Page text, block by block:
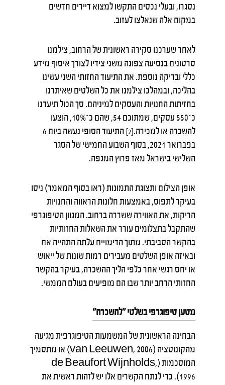
נסגרו, ובעלי נכסים התקשו למצוא דיירים חדשים
במקום אלה שנאלצו לעזוב.
לאחר שערכנו סקירה ראשונית של הרחוב, צילמנו
סרטונים בנסיעה צפונה משני צידיו לצורך איסוף מידע
כללי ובדיקה נוספת. את התיעוד החזותי השני עשינו
בהליכה, ובמהלכו צילמנו את כל השלטים שאיתרנו
בחזיתות החנויות והעסקים למיניהם. סך הכול תיעדנו
כ־550 עסקים, שמתוכם 54, שהם כ־10%, הוצעו
להשכרה או למכירה.[2]
התיעוד הסופי נעשה ביום 6
בפברואר 2021, בסוף השבוע החמישי של הסגר
השלישי בישראל מאז פרוץ המגפה.
אופן הצילום ותצוגת התמונות (ראו בסוף המאמר) ניסו
בעיקר לתפוס, באמצעות חלונות הראווה והחנויות
הריקות, את האווירה ששררה ברחוב. המגוון הטיפוגרפי
שהתקבל בתצלומים עורר את השאלות החזותיות
בהקשר הסביבתי. מתוך הדימויים עלתה התהייה אם
ובאיזה אופן השלטים מעבירים רמות שונות של ייאוש
או יחס רגשי אחר כלפי הליך ההשכרה, בעיקר בהקשר
החזותי הרחב יותר שבו הם מופיעים בעולם הממשי.
מטען טיפוגרפי בשלטי "להשכרה"
הבחינה הראשונית של המשמעות הטיפוגרפית מגיעה
מהקונוטציה (van Leeuwen, 2006) או מתסמיך
המוסכמות (de Beaufort Wijnholds,
1996). כדי לנתח הקשרים אלו יש לזהות ראשית את